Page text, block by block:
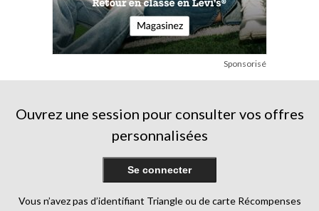
Sponsorisé
Ouvrez une session pour consulter vos offres
personnalisées
Se connecter
Vous n’avez pas d’identifiant Triangle ou de carte Récompenses